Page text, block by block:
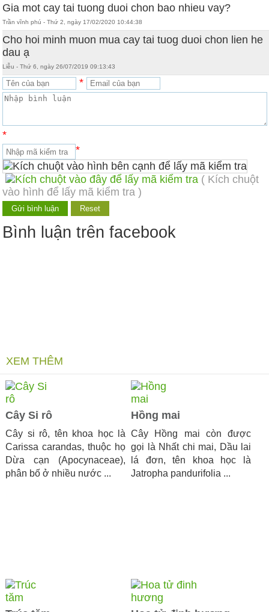
Gia mot cay tai tuong duoi chon bao nhieu vay?
Trần vĩnh phú - Thứ 2, ngày 17/02/2020 10:44:38
Cho hoi minh muon mua cay tai tuog duoi chon lien he
dau ạ
Liễu - Thứ 6, ngày 26/07/2019 09:13:43
*
*
*
( Kích chuột
vào hình để lấy mã kiểm tra )
Bình luận trên facebook
XEM THÊM
Cây Si rô
Cây si rô, tên khoa học là
Carissa carandas, thuộc họ
Dừa cạn (Apocynaceae),
phân bố ở nhiều nước ...
Hồng mai
Cây Hồng mai còn được
gọi là Nhất chi mai, Dầu lai
lá đơn, tên khoa học là
Jatropha pandurifolia ...